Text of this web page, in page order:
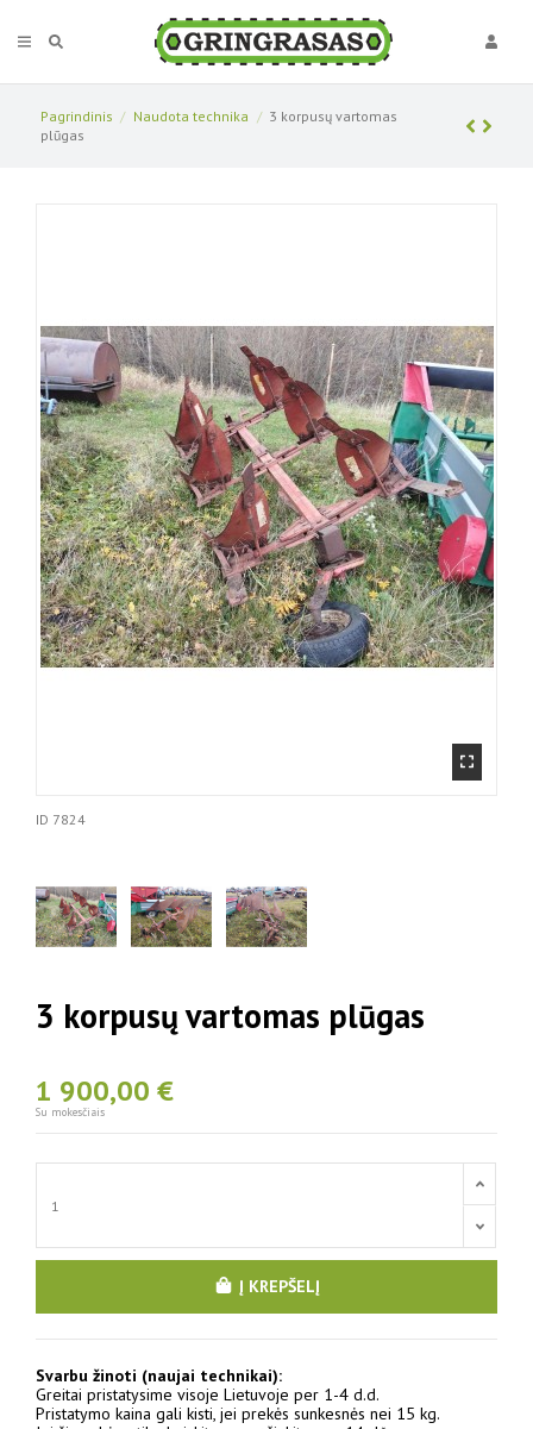
Pagrindinis Naudota technika
3 korpusų vartomas
plūgas
ID 7824
3 korpusų vartomas plūgas
1 900,00 €
Su mokesčiais
Į KREPŠELĮ
Svarbu žinoti (naujai technikai):
Greitai pristatysime visoje Lietuvoje per 1-4 d.d.
Pristatymo kaina gali kisti, jei prekės sunkesnės nei 15 kg.